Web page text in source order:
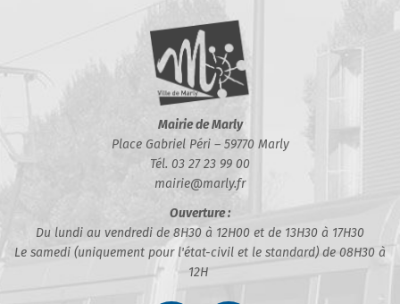
Mairie de Marly
Place Gabriel Péri – 59770 Marly
Tél. 03 27 23 99 00
mairie@marly.fr
Ouverture :
Du lundi au vendredi de 8H30 à 12H00 et de 13H30 à 17H30
Le samedi (uniquement pour l'état-civil et le standard) de 08H30 à
12H